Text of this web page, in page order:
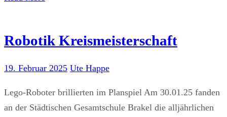
Robotik Kreismeisterschaft
19. Februar 2025 Ute Happe
Lego-Roboter brillierten im Planspiel Am 30.01.25 fanden
an der Städtischen Gesamtschule Brakel die alljährlichen